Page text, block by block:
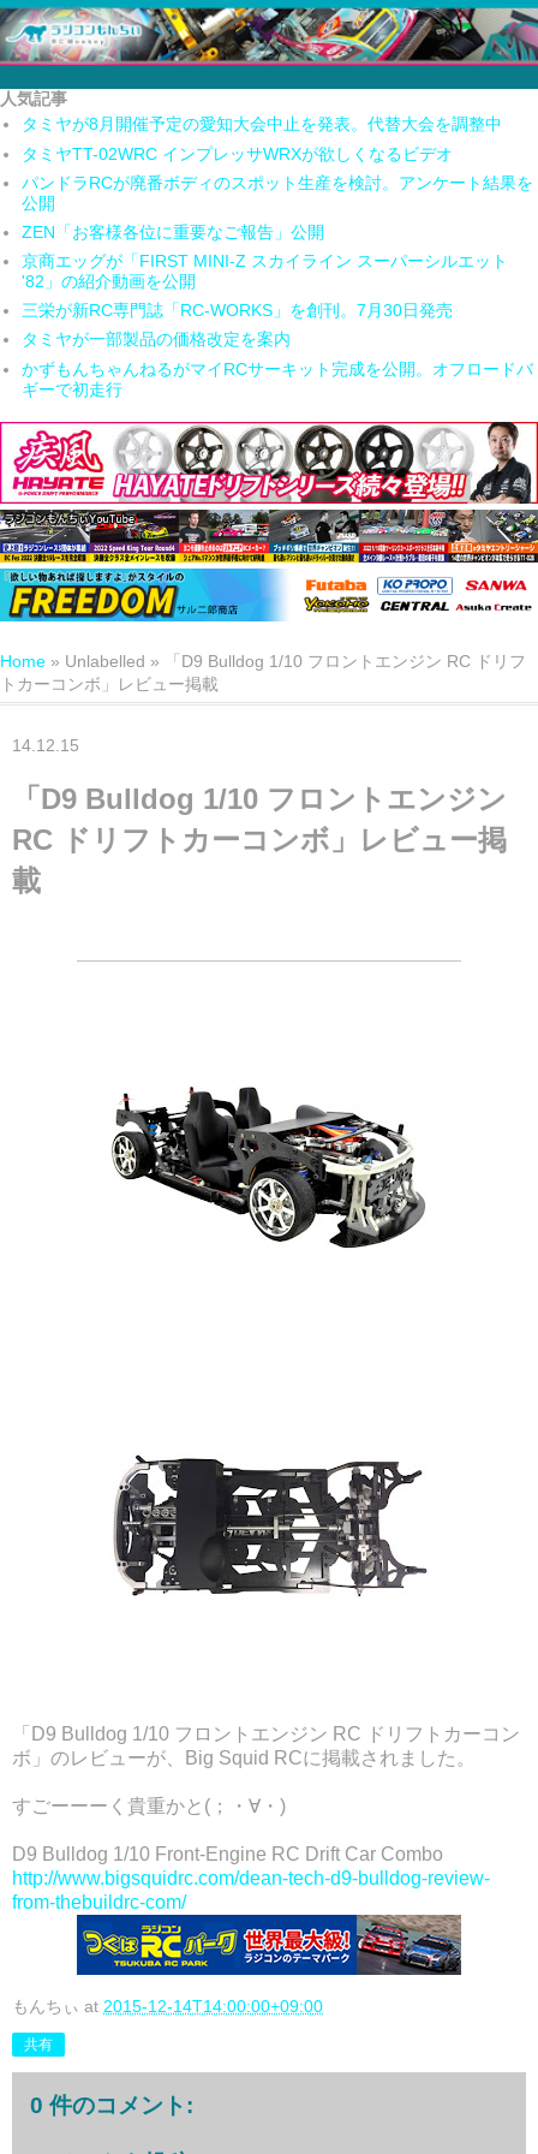
人気記事
タミヤが8月開催予定の愛知大会中止を発表。代替大会を調整中
タミヤTT-02WRC インプレッサWRXが欲しくなるビデオ
パンドラRCが廃番ボディのスポット生産を検討。アンケート結果を
公開
ZEN「お客様各位に重要なご報告」公開
京商エッグが「FIRST MINI-Z スカイライン スーパーシルエット
'82」の紹介動画を公開
三栄が新RC専門誌「RC-WORKS」を創刊。7月30日発売
タミヤが一部製品の価格改定を案内
かずもんちゃんねるがマイRCサーキット完成を公開。オフロードバ
ギーで初走行
Home » Unlabelled »
「D9 Bulldog 1/10 フロントエンジン RC ドリフ
トカーコンボ」レビュー掲載
14.12.15
「D9 Bulldog 1/10 フロントエンジン
RC ドリフトカーコンボ」レビュー掲
載
「D9 Bulldog 1/10 フロントエンジン RC ドリフトカーコン
ボ」のレビューが、Big Squid RCに掲載されました。
すごーーーく貴重かと(；・∀・)
D9 Bulldog 1/10 Front-Engine RC Drift Car Combo
http://www.bigsquidrc.com/dean-tech-d9-bulldog-review-
from-thebuildrc-com/
もんちぃ at 2015-12-14T14:00:00+09:00
共有
0 件のコメント: